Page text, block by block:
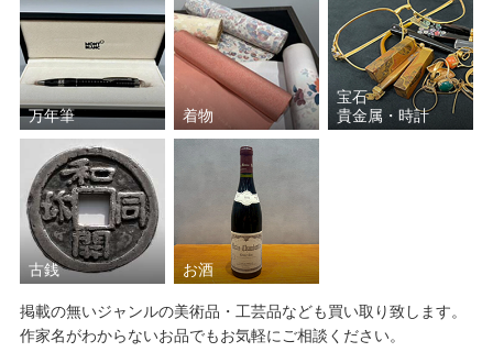
万年筆 着物
宝石
貴金属・時計
古銭 お酒
掲載の無いジャンルの美術品・工芸品なども買い取り致します。
作家名がわからないお品でもお気軽にご相談ください。